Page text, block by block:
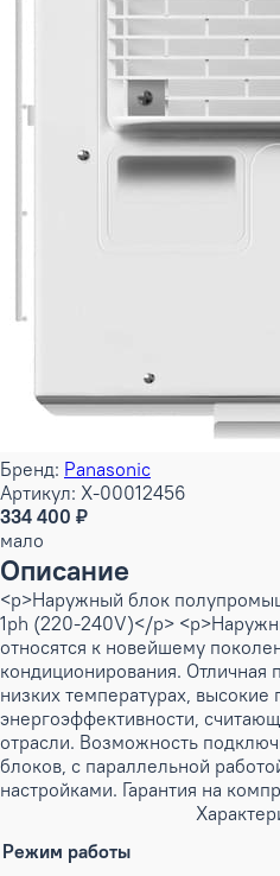
Бренд: Panasonic
Артикул: X-00012456
334 400 ₽
мало
Описание
<p>Наружный блок
1ph (220-240V)</p>
относятся к новейшему
кондиционирования. Отличная
низких температурах, высокие
энергоэффективности,
отрасли. Возможность
блоков, с параллельной
настройками. Гарантия на
Режим работы